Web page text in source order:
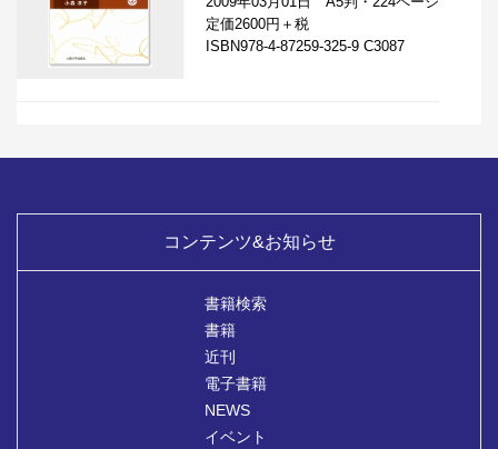
定価2600円＋税
ISBN978-4-87259-325-9 C3087
コンテンツ&お知らせ
書籍検索
書籍
近刊
電子書籍
NEWS
イベント